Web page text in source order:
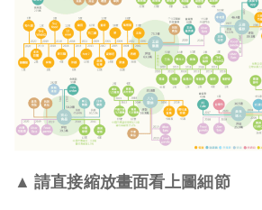
▲ 請直接縮放畫面看上圖細節